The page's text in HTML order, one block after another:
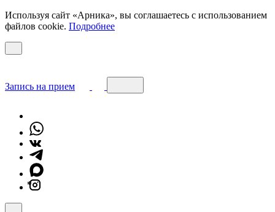
Используя сайт «Арника», вы соглашаетесь с использованием
файлов cookie. Подробнее
Запись на прием
*